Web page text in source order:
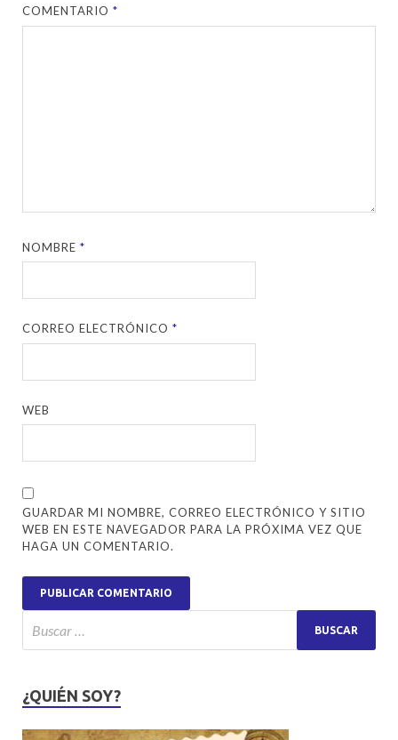
COMENTARIO*
NOMBRE*
CORREO ELECTRÓNICO*
WEB
GUARDAR MI NOMBRE, CORREO ELECTRÓNICO Y SITIO
WEB EN ESTE NAVEGADOR PARA LA PRÓXIMA VEZ QUE
HAGA UN COMENTARIO.
¿QUIÉN SOY?